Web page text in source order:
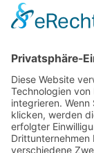
Ihre MACH’S
BWB
DER ALARM
Elektro-Montage